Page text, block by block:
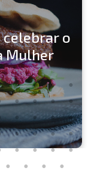
celebrar o
Mulher